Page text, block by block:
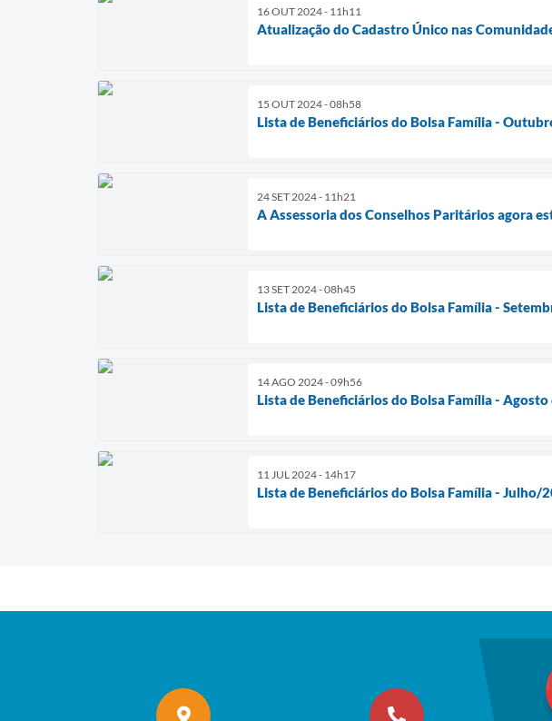
16 OUT 2024 - 11h11
Atualização do Cadastro Único nas
15 OUT 2024 - 08h58
Lista de Beneficiários do Bolsa Família -
24 SET 2024 - 11h21
A Assessoria dos Conselhos Paritários agora
13 SET 2024 - 08h45
Lista de Beneficiários do Bolsa Família -
14 AGO 2024 - 09h56
Lista de Beneficiários do Bolsa Família -
11 JUL 2024 - 14h17
Lista de Beneficiários do Bolsa Família - Julho/